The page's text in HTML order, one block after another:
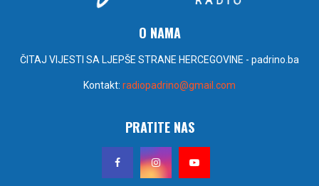
O NAMA
ČITAJ VIJESTI SA LJEPŠE STRANE HERCEGOVINE - padrino.ba
Kontakt: radiopadrino@gmail.com
PRATITE NAS